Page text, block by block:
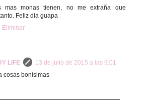
mas monas tienen, no me extraña que
Feliz dia guapa
Eliminar
LIFE
13 de julio de 2015 a las 9:01
cosas bonísimas